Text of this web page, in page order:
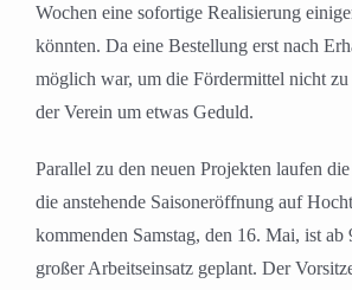
Wochen eine sofortige Realisierung
könnten. Da eine Bestellung erst nach
möglich war, um die Fördermittel nicht
der Verein um etwas Geduld.
Parallel zu den neuen Projekten laufen
die anstehende Saisoneröffnung auf
kommenden Samstag, den 16. Mai, ist ab
großer Arbeitseinsatz geplant. Der